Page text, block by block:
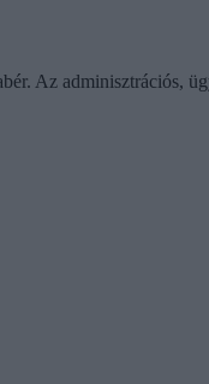
Az adminisztrációs,